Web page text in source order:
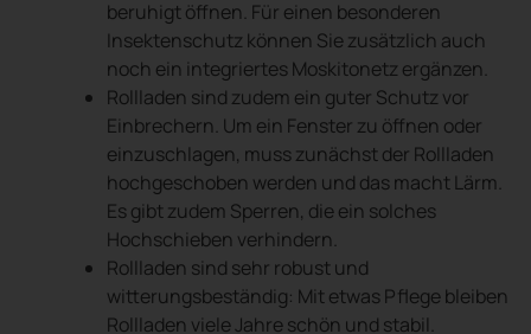
beruhigt öffnen. Für einen besonderen
Insektenschutz können Sie zusätzlich auch
noch ein integriertes Moskitonetz ergänzen.
Rollladen sind zudem ein guter Schutz vor
Einbrechern. Um ein Fenster zu öffnen oder
einzuschlagen, muss zunächst der Rollladen
hochgeschoben werden und das macht Lärm.
Es gibt zudem Sperren, die ein solches
Hochschieben verhindern.
Rollladen sind sehr robust und
witterungsbeständig: Mit etwas Pflege bleiben
Rollladen viele Jahre schön und stabil.